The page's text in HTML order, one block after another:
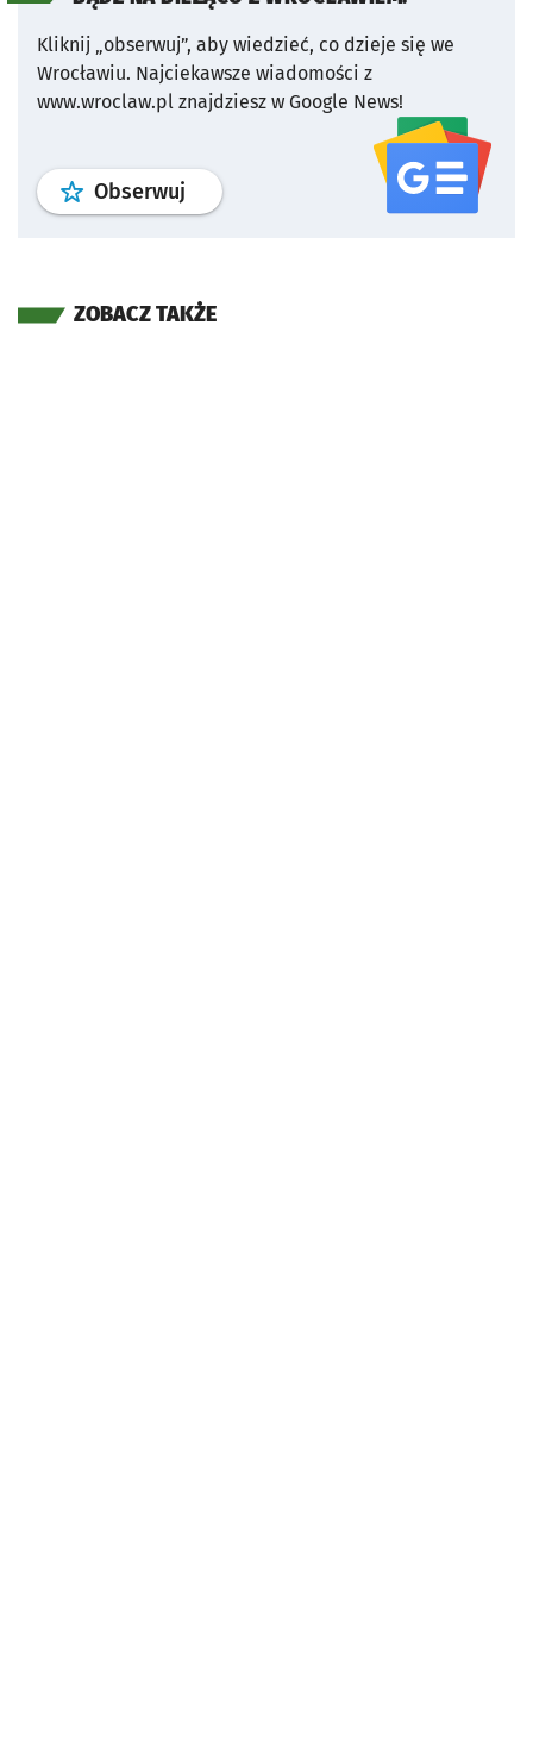
Kliknij „obserwuj”, aby wiedzieć, co dzieje się we
Wrocławiu. Najciekawsze wiadomości z
www.wroclaw.pl znajdziesz w Google News!
Obserwuj profil serwisu
ZOBACZ TAKŻE